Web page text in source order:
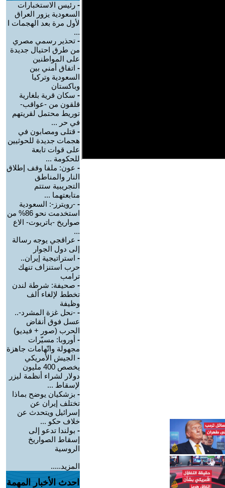
- رئيس الاستخبارات
السعودية يزور العراق
لأول مرة بعد الهجمات ا
...
- تحذير رسمي مصري
من طرق احتيال جديدة
على المواطنين
- اتفاق أمني بين
السعودية وتركيا
وباكستان
- سكان قرية بلغارية
قلقون من -عواقب-
توريط محتمل لقريتهم
في حر ...
- قتلى ومصابون في
هجمات جديدة للحوثيين
على قوات تابعة
للحكومة ...
- عون: ملفا وقف إطلاق
النار والمناطق
التجريبية ستتم
متابعتهما ...
- -رويترز-: السعودية
استخدمت نحو 86% من
صواريخ -باتريوت- الاع
...
- عراقجي يوجه رسالة
إلى دول الجوار
- استراتيجية إيران..
حرب استنزاف تنهك
ترامب
- صحيفة: شرطة لندن
تخطط لإلغاء ألف
وظيفة
- -نحل غزة المشرد-..
عسل فوق أنقاض
الحرب (صور + فيديو)
- أوروبا: مسيّرات
مجهولة واتّهامات جاهزة
- الجيش الأمريكي
يخصص 400 مليون
دولار لشراء أنظمة ليزر
لإسقاط ...
- بزشكيان يوضح بماذا
تختلف إيران عن
إسرائيل ويتحدث عن
خلاف حكو ...
- بولندا تدعو إلى
إسقاط الصواريخ
الروسية
المزيد.....
احدث الأخبار المهمة